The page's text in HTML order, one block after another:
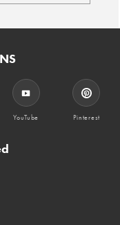
YouTube Pinterest